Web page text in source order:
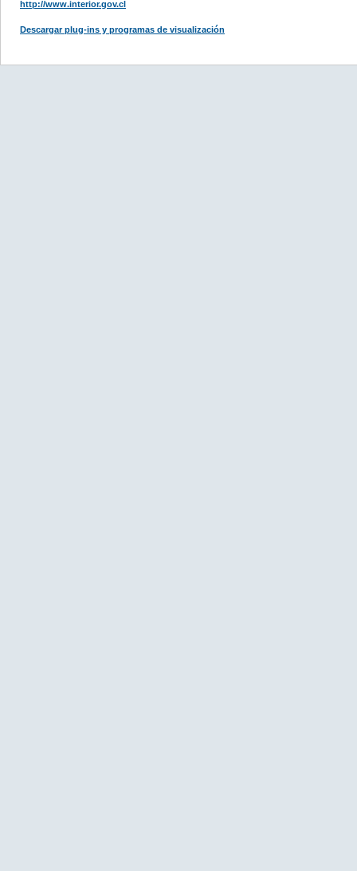
http://www.interior.gov.cl
Descargar plug-ins y programas de visualización